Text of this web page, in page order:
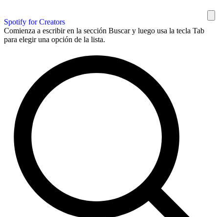
Spotify for Creators
Comienza a escribir en la sección Buscar y luego usa la tecla Tab
para elegir una opción de la lista.